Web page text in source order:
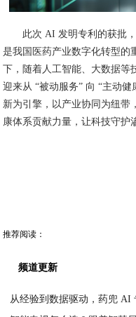
此次 AI 发明专利的获批
是我国医药产业数字化转型的
下，随着人工智能、大数据等
迎来从 “被动服务” 向 “主动
新为引擎，以产业协同为纽带
康体系贡献力量，让科技守护
推荐阅读：
频道更新
从经验到数据驱动，药兜 AI